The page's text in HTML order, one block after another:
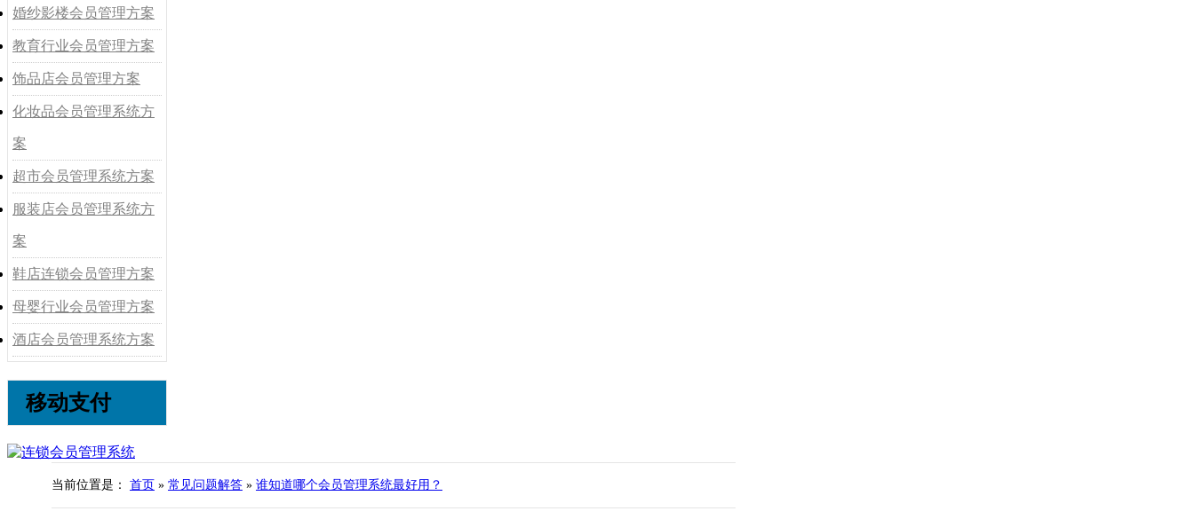
婚纱影楼会员管理方案
教育行业会员管理方案
饰品店会员管理方案
化妆品会员管理系统方
案
超市会员管理系统方案
服装店会员管理系统方
案
鞋店连锁会员管理方案
母婴行业会员管理方案
酒店会员管理系统方案
移动支付
当前位置是： 首页 » 常见问题解答 » 谁知道哪个会员管理系统最好用？